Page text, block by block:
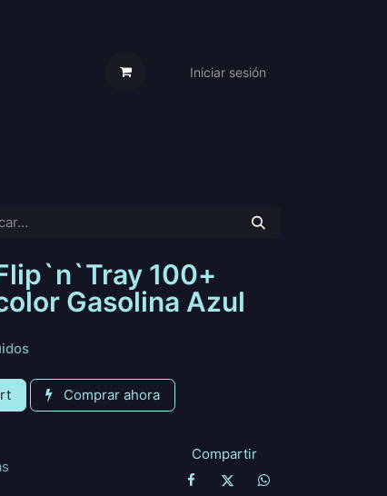
Iniciar sesión
100+
Gasolina Azul
Comprar ahora
Compartir